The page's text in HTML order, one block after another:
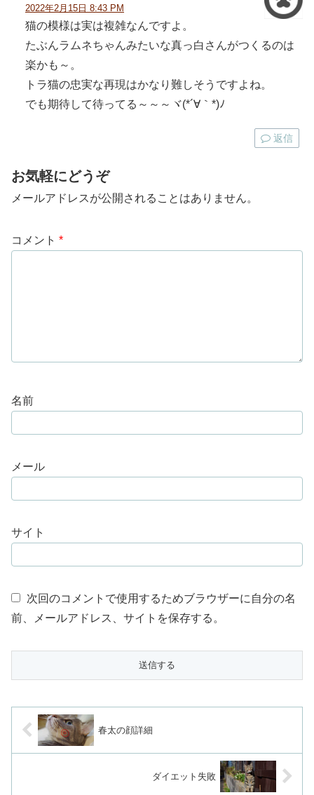
2022年2月15日 8:43 PM
猫の模様は実は複雑なんですよ。
たぶんラムネちゃんみたいな真っ白さんがつくるのは
楽かも～。
トラ猫の忠実な再現はかなり難しそうですよね。
でも期待して待ってる～～～ヾ(*´∀｀*)ﾉ
返信
お気軽にどうぞ
メールアドレスが公開されることはありません。
コメント *
名前
メール
サイト
次回のコメントで使用するためブラウザーに自分の名
前、メールアドレス、サイトを保存する。
春太の顔詳細
ダイエット失敗